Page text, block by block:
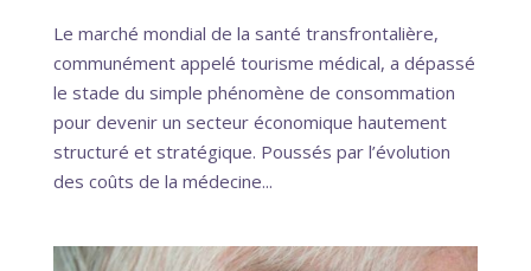
Le marché mondial de la santé transfrontalière,
communément appelé tourisme médical, a dépassé
le stade du simple phénomène de consommation
pour devenir un secteur économique hautement
structuré et stratégique. Poussés par l’évolution
des coûts de la médecine...